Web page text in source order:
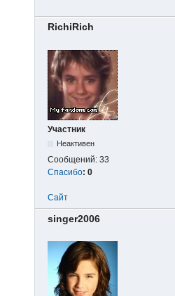
RichiRich
Участник
Неактивен
Сообщений: 33
Спасибо: 0
Сайт
singer2006